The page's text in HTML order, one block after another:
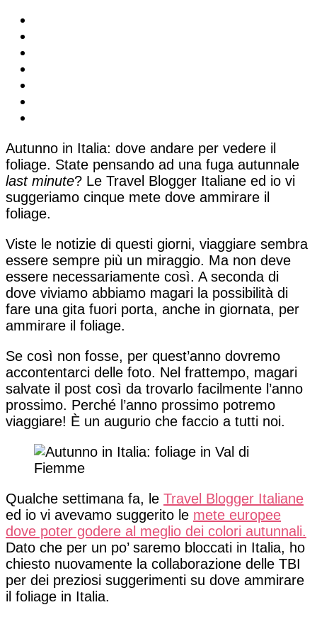
Autunno in Italia: dove andare per vedere il
foliage. State pensando ad una fuga autunnale
last minute? Le Travel Blogger Italiane ed io vi
suggeriamo cinque mete dove ammirare il
foliage.
Viste le notizie di questi giorni, viaggiare sembra
essere sempre più un miraggio. Ma non deve
essere necessariamente così. A seconda di
dove viviamo abbiamo magari la possibilità di
fare una gita fuori porta, anche in giornata, per
ammirare il foliage.
Se così non fosse, per quest’anno dovremo
accontentarci delle foto. Nel frattempo, magari
salvate il post così da trovarlo facilmente l’anno
prossimo. Perché l’anno prossimo potremo
viaggiare! È un augurio che faccio a tutti noi.
Qualche settimana fa, le Travel Blogger Italiane
ed io vi avevamo suggerito le mete europee
dove poter godere al meglio dei colori autunnali.
Dato che per un po’ saremo bloccati in Italia, ho
chiesto nuovamente la collaborazione delle TBI
per dei preziosi suggerimenti su dove ammirare
il foliage in Italia.